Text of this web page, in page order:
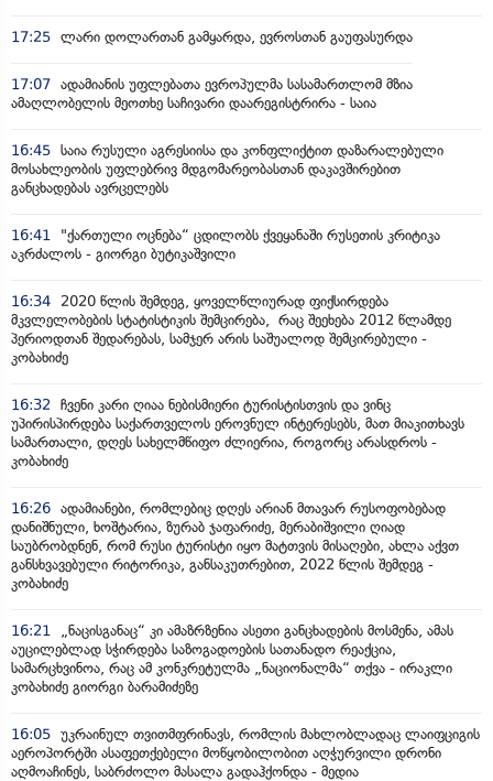
17:25 ლარი დოლართან გამყარდა, ევროსთან გაუფასურდა
17:07 ადამიანის უფლებათა ევროპულმა სასამართლომ მზია
ამაღლობელის მეოთხე საჩივარი დაარეგისტრირა - საია
16:45 საია რუსული აგრესიისა და კონფლიქტით დაზარალებული
მოსახლეობის უფლებრივ მდგომარეობასთან დაკავშირებით
განცხადებას ავრცელებს
16:41
"ქართული ოცნება“ ცდილობს ქვეყანაში რუსეთის კრიტიკა
აკრძალოს - გიორგი ბუტიკაშვილი
16:34
2020 წლის შემდეგ, ყოველწლიურად ფიქსირდება
მკვლელობების სტატისტიკის შემცირება, რაც შეეხება 2012 წლამდე
პერიოდთან შედარებას, სამჯერ არის საშუალოდ შემცირებული -
კობახიძე
16:32
ჩვენი კარი ღიაა ნებისმიერი ტურისტისთვის და ვინც
უპირისპირდება საქართველოს ეროვნულ ინტერესებს, მათ მიაკითხავს
სამართალი, დღეს სახელმწიფო ძლიერია, როგორც არასდროს -
კობახიძე
16:26 ადამიანები, რომლებიც დღეს არიან მთავარ რუსოფობებად
დანიშნული, ხოშტარია, ზურაბ ჯაფარიძე, მერაბიშვილი ღიად
საუბრობდნენ, რომ რუსი ტურისტი იყო მატთვის მისაღები, ახლა აქვთ
განსხვავებული რიტორიკა, განსაკუთრებით, 2022 წლის შემდეგ -
კობახიძე
16:21
„ნაცისგანაც“ კი ამაზრზენია ასეთი განცხადების მოსმენა, ამას
აუცილებლად სჭირდება საზოგადოების სათანადო რეაქცია,
სამარცხვინოა, რაც ამ კონკრეტულმა „ნაციონალმა“ თქვა - ირაკლი
კობახიძე გიორგი ბარამიძეზე
16:05 უკრაინულ თვითმფრინავს, რომლის მახლობლადაც ლაიფციგის
აეროპორტში ასაფეთქებელი მოწყობილობით აღჭურვილი დრონი
აღმოაჩინეს, საბრძოლო მასალა გადაჰქონდა - მედია